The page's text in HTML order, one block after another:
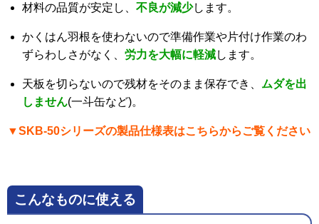
材料の品質が安定し、 不良が減少します。
かくはん羽根を使わないので準備作業や片付け作業のわ
ずらわしさがなく、 労力を大幅に軽減します。
天板を切らないので残材をそのまま保存でき、 ムダを出
しません(一斗缶など)。
SKB-50シリーズの製品仕様表はこちらからご覧ください
こんなものに使える